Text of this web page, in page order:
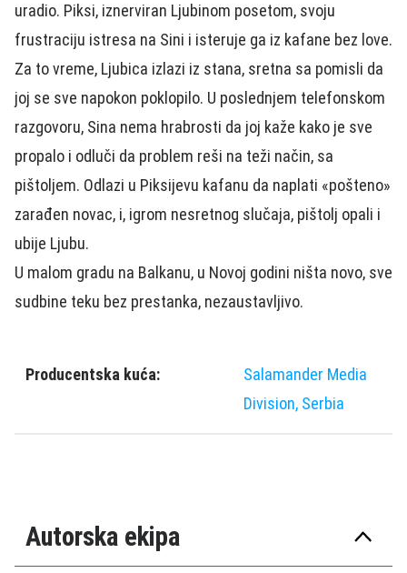
uradio. Piksi, iznerviran Ljubinom posetom, svoju
frustraciju istresa na Sini i isteruje ga iz kafane bez love.
Za to vreme, Ljubica izlazi iz stana, sretna sa pomisli da
joj se sve napokon poklopilo. U poslednjem telefonskom
razgovoru, Sina nema hrabrosti da joj kaže kako je sve
propalo i odluči da problem reši na teži način, sa
pištoljem. Odlazi u Piksijevu kafanu da naplati «pošteno»
zarađen novac, i, igrom nesretnog slučaja, pištolj opali i
ubije Ljubu.
U malom gradu na Balkanu, u Novoj godini ništa novo, sve
sudbine teku bez prestanka, nezaustavljivo.
Producentska kuća:
Salamander Media
Division, Serbia
Autorska ekipa